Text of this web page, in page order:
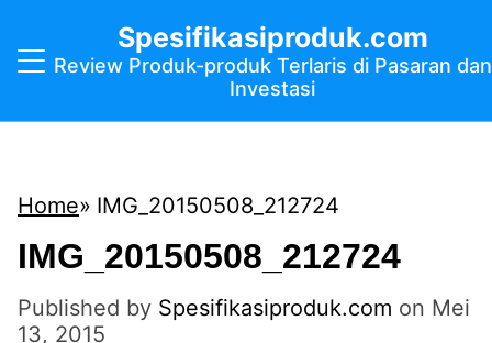
Spesifikasiproduk.com
Review Produk-produk Terlaris di Pasaran dan
Investasi
Home IMG_20150508_212724
IMG_20150508_212724
Published by Spesifikasiproduk.com on Mei
13, 2015